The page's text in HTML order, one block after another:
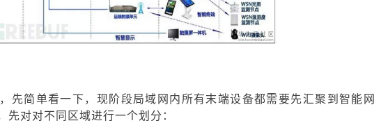
先简单看一下，现阶段局域网内所有末端设备都需要先汇聚到智能网
先对对不同区域进行一个划分：